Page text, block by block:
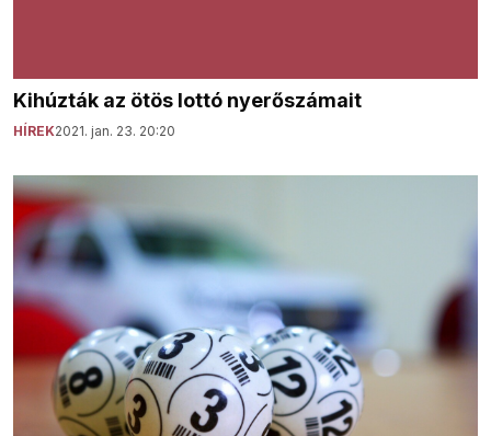
Kihúzták az ötös lottó nyerőszámait
HÍREK2021. jan. 23. 20:20